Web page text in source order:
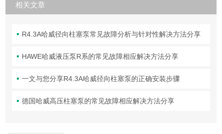
相关文章
R4.3A哈威径向柱塞泵常见故障分析与针对性解决方法分享
HAWE哈威液压泵R系的常见故障相应解决方法分享
一文与您分享R4.3A哈威径向柱塞泵的正确安装步骤
德国哈威高压柱塞泵的常见故障相应解决方法分享